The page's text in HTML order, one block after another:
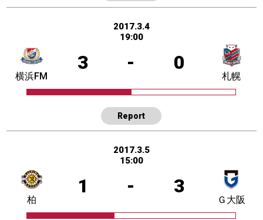
2017.3.4
19:00
3 - 0
横浜FM 札幌
Report
2017.3.5
15:00
1 - 3
柏 Ｇ大阪